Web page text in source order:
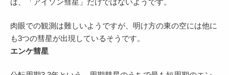
は、「アイソン彗星」だけではないようです。
肉眼での観測は難しいようですが、明け方の東の空には他に
も3つの彗星が出現しているそうです。
エンケ彗星